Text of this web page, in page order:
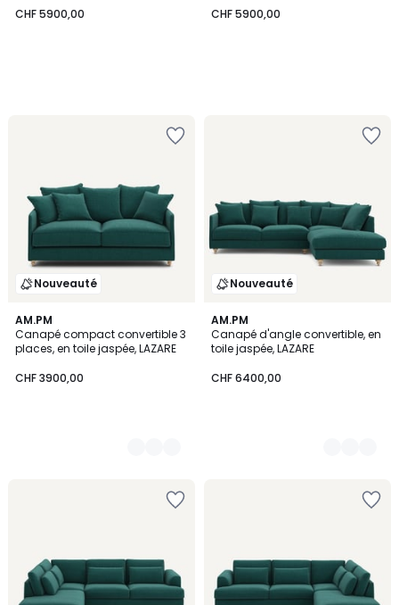
CHF 5900,00
CHF 5900,00
Nouveauté
AM.PM
Canapé compact convertible 3
places, en toile jaspée, LAZARE
CHF 3900,00
3
Couleurs
Nouveauté
AM.PM
Canapé d'angle convertible, en
toile jaspée, LAZARE
CHF 6400,00
3
Couleurs